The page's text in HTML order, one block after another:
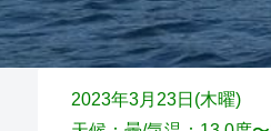
2023年3月23日(木曜)